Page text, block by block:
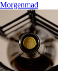
Morgenmad